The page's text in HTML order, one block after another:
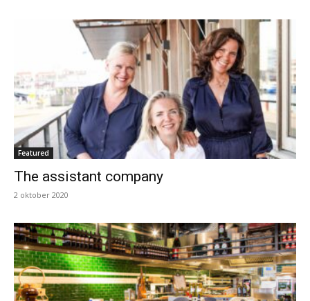
Featured
The assistant company
2 oktober 2020